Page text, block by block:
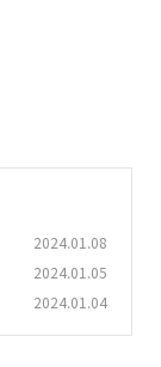
2024.01.08
2024.01.05
2024.01.04